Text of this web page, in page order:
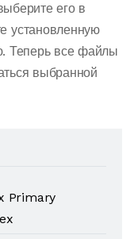
его в
установленную
Теперь все файлы
выбранной
Primary